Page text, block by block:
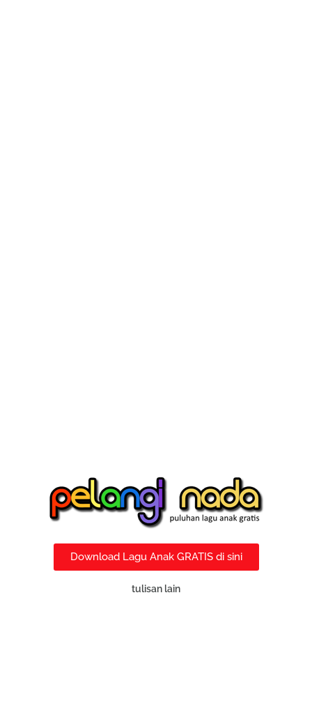
Download Lagu Anak GRATIS di sini
tulisan lain